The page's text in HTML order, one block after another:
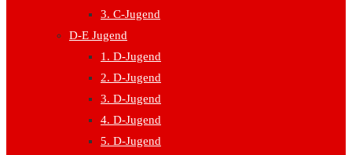
3. C-Jugend
D-E Jugend
1. D-Jugend
2. D-Jugend
3. D-Jugend
4. D-Jugend
5. D-Jugend